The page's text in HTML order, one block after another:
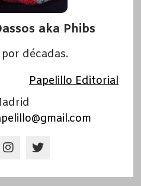
aka Phibs
décadas.
Papelillo Editorial